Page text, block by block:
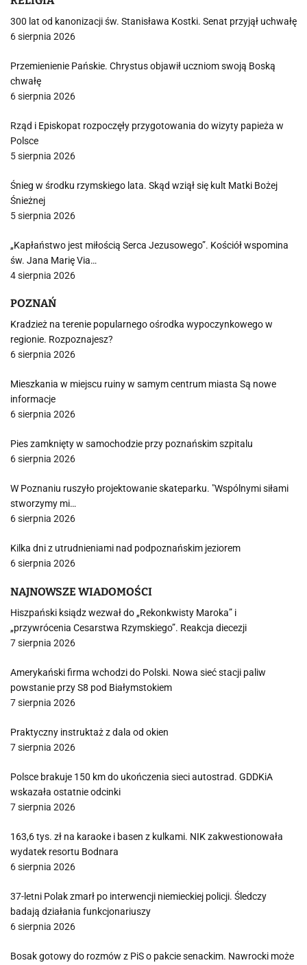
300 lat od kanonizacji św. Stanisława Kostki. Senat przyjął uchwałę
6 sierpnia 2026
Przemienienie Pańskie. Chrystus objawił uczniom swoją Boską
chwałę
6 sierpnia 2026
Rząd i Episkopat rozpoczęły przygotowania do wizyty papieża w
Polsce
5 sierpnia 2026
Śnieg w środku rzymskiego lata. Skąd wziął się kult Matki Bożej
Śnieżnej
5 sierpnia 2026
„Kapłaństwo jest miłością Serca Jezusowego”. Kościół wspomina
św. Jana Marię Via…
4 sierpnia 2026
POZNAŃ
Kradzież na terenie popularnego ośrodka wypoczynkowego w
regionie. Rozpoznajesz?
6 sierpnia 2026
Mieszkania w miejscu ruiny w samym centrum miasta Są nowe
informacje
6 sierpnia 2026
Pies zamknięty w samochodzie przy poznańskim szpitalu
6 sierpnia 2026
W Poznaniu ruszyło projektowanie skateparku. "Wspólnymi siłami
stworzymy mi…
6 sierpnia 2026
Kilka dni z utrudnieniami nad podpoznańskim jeziorem
6 sierpnia 2026
NAJNOWSZE WIADOMOŚCI
Hiszpański ksiądz wezwał do „Rekonkwisty Maroka” i
„przywrócenia Cesarstwa Rzymskiego”. Reakcja diecezji
7 sierpnia 2026
Amerykański firma wchodzi do Polski. Nowa sieć stacji paliw
powstanie przy S8 pod Białymstokiem
7 sierpnia 2026
Praktyczny instruktaż z dala od okien
7 sierpnia 2026
Polsce brakuje 150 km do ukończenia sieci autostrad. GDDKiA
wskazała ostatnie odcinki
7 sierpnia 2026
163,6 tys. zł na karaoke i basen z kulkami. NIK zakwestionowała
wydatek resortu Bodnara
6 sierpnia 2026
37-letni Polak zmarł po interwencji niemieckiej policji. Śledczy
badają działania funkcjonariuszy
6 sierpnia 2026
Bosak gotowy do rozmów z PiS o pakcie senackim. Nawrocki może